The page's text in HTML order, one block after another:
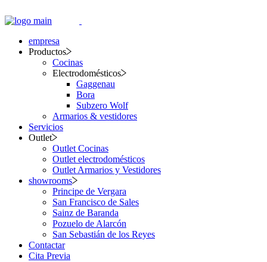
empresa
Productos
Cocinas
Electrodomésticos
Gaggenau
Bora
Subzero Wolf
Armarios & vestidores
Servicios
Outlet
Outlet Cocinas
Outlet electrodomésticos
Outlet Armarios y Vestidores
showrooms
Principe de Vergara
San Francisco de Sales
Sainz de Baranda
Pozuelo de Alarcón
San Sebastián de los Reyes
Contactar
Cita Previa